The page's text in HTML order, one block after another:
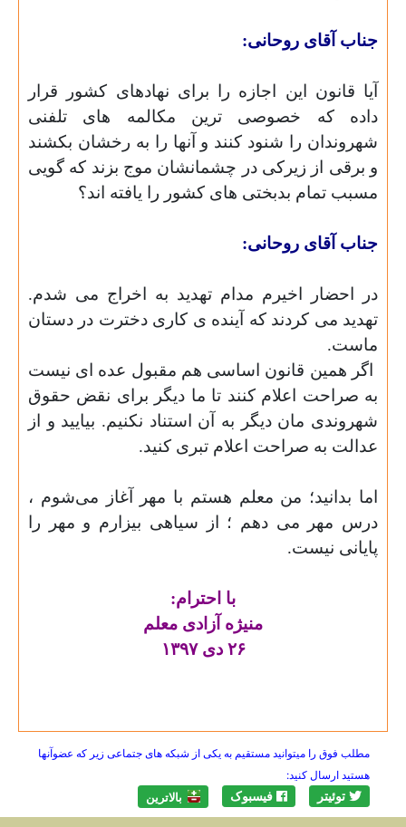
جناب آقای روحانی:
آیا قانون این اجازه را برای نهادهای کشور قرار
داده که خصوصی ترین مکالمه های تلفنی
شهروندان را شنود کنند و آنها را به رخشان بکشند
و برقی از زیرکی در چشمانشان موج بزند که گویی
مسبب تمام بدبختی های کشور را یافته اند؟
جناب آقای روحانی:
در احضار اخیرم مدام تهدید به اخراج می شدم.
تهدید می کردند که آینده ی کاری دخترت در دستان
ماست.
اگر همین قانون اساسی هم مقبول عده ای نیست
به صراحت اعلام کنند تا ما دیگر برای نقض حقوق
شهروندی مان دیگر به آن استناد نکنیم. بیایید و از
عدالت به صراحت اعلام تبری کنید.
اما بدانید؛ من معلم هستم با مهر آغاز می‌شوم ،
درس مهر می دهم ؛ از سیاهی بیزارم و مهر را
پایانی نیست.
با احترام:
منیژه آزادی معلم
۲۶ دی ۱۳۹۷
مطلب فوق را میتوانید مستقیم به یکی از شبکه های جتماعی زیر که عضوآنها
هستید ارسال کنید:
توئیتر فیسبوک بالاترين